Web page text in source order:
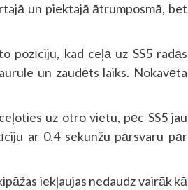
un piektajā ātrumposmā, bet
pozīciju, kad ceļā uz SS5 radās
un zaudēts laiks. Nokavēta
uz otro vietu, pēc SS5 jau
ar 0.4 sekunžu pārsvaru pār
iekļaujas nedaudz vairāk kā